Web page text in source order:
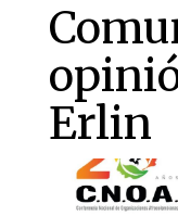
Erlin